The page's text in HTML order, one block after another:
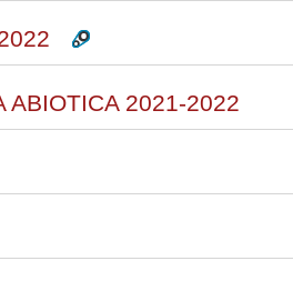
ABIOTICA 2021-2022